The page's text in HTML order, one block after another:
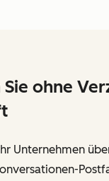
ohne
Unternehmen